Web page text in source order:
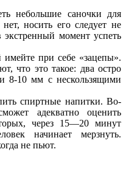
саночки для
носить его следует не
момент успеть
при себе «зацепы».
что это такое: два остро
8-10 мм с нескользящими
напитки. Во-
адекватно оценить
через 15—20 минут
начинает мерзнуть.
не пьют.